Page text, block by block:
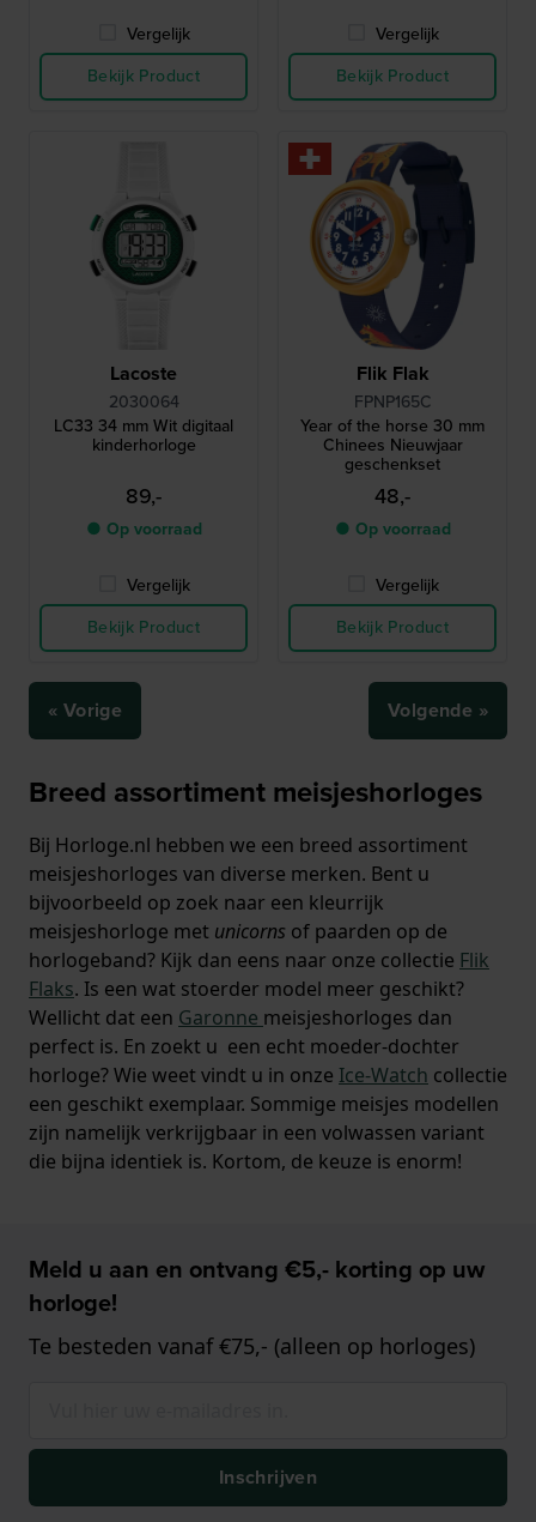
Vergelijk
Bekijk Product
Vergelijk
Bekijk Product
Lacoste
2030064
LC33 34 mm Wit digitaal
kinderhorloge
89,-
● Op voorraad
Vergelijk
Bekijk Product
Flik Flak
FPNP165C
Year of the horse 30 mm
Chinees Nieuwjaar
geschenkset
48,-
● Op voorraad
Vergelijk
Bekijk Product
« Vorige Volgende »
Breed assortiment meisjeshorloges
Bij Horloge.nl hebben we een breed assortiment
meisjeshorloges van diverse merken. Bent u
bijvoorbeeld op zoek naar een kleurrijk
meisjeshorloge met unicorns of paarden op de
horlogeband? Kijk dan eens naar onze collectie Flik
Flaks. Is een wat stoerder model meer geschikt?
Wellicht dat een Garonne meisjeshorloges dan
perfect is. En zoekt u een echt moeder-dochter
horloge? Wie weet vindt u in onze Ice-Watch collectie
een geschikt exemplaar. Sommige meisjes modellen
zijn namelijk verkrijgbaar in een volwassen variant
die bijna identiek is. Kortom, de keuze is enorm!
Meld u aan en ontvang €5,- korting op uw
horloge!
Te besteden vanaf €75,- (alleen op horloges)
Inschrijven